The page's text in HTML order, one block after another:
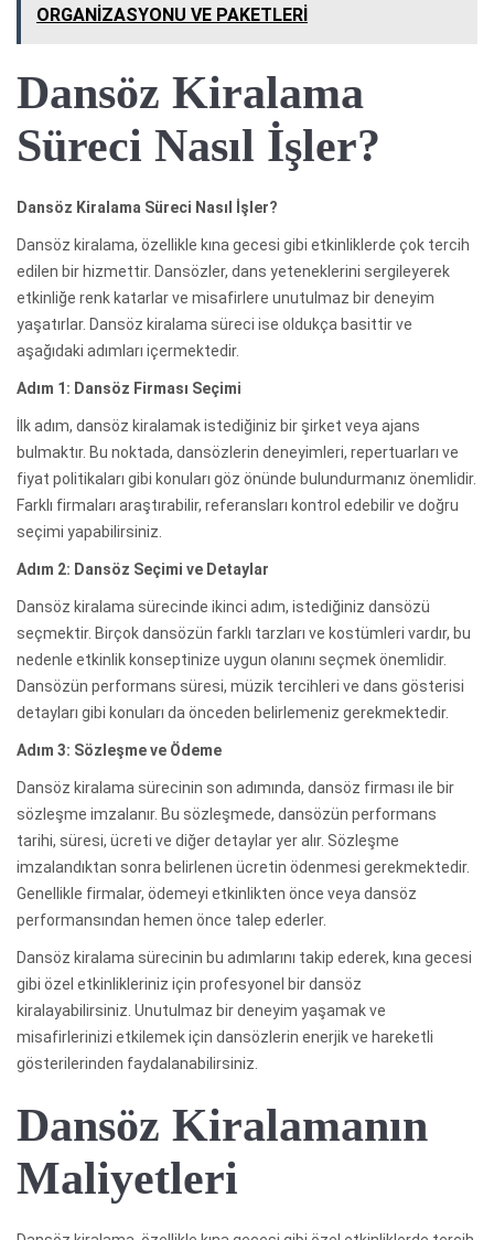
ORGANİZASYONU VE PAKETLERİ
Dansöz Kiralama
Süreci Nasıl İşler?
Dansöz Kiralama Süreci Nasıl İşler?
Dansöz kiralama, özellikle kına gecesi gibi etkinliklerde çok tercih
edilen bir hizmettir. Dansözler, dans yeteneklerini sergileyerek
etkinliğe renk katarlar ve misafirlere unutulmaz bir deneyim
yaşatırlar. Dansöz kiralama süreci ise oldukça basittir ve
aşağıdaki adımları içermektedir.
Adım 1: Dansöz Firması Seçimi
İlk adım, dansöz kiralamak istediğiniz bir şirket veya ajans
bulmaktır. Bu noktada, dansözlerin deneyimleri, repertuarları ve
fiyat politikaları gibi konuları göz önünde bulundurmanız önemlidir.
Farklı firmaları araştırabilir, referansları kontrol edebilir ve doğru
seçimi yapabilirsiniz.
Adım 2: Dansöz Seçimi ve Detaylar
Dansöz kiralama sürecinde ikinci adım, istediğiniz dansözü
seçmektir. Birçok dansözün farklı tarzları ve kostümleri vardır, bu
nedenle etkinlik konseptinize uygun olanını seçmek önemlidir.
Dansözün performans süresi, müzik tercihleri ve dans gösterisi
detayları gibi konuları da önceden belirlemeniz gerekmektedir.
Adım 3: Sözleşme ve Ödeme
Dansöz kiralama sürecinin son adımında, dansöz firması ile bir
sözleşme imzalanır. Bu sözleşmede, dansözün performans
tarihi, süresi, ücreti ve diğer detaylar yer alır. Sözleşme
imzalandıktan sonra belirlenen ücretin ödenmesi gerekmektedir.
Genellikle firmalar, ödemeyi etkinlikten önce veya dansöz
performansından hemen önce talep ederler.
Dansöz kiralama sürecinin bu adımlarını takip ederek, kına gecesi
gibi özel etkinlikleriniz için profesyonel bir dansöz
kiralayabilirsiniz. Unutulmaz bir deneyim yaşamak ve
misafirlerinizi etkilemek için dansözlerin enerjik ve hareketli
gösterilerinden faydalanabilirsiniz.
Dansöz Kiralamanın
Maliyetleri